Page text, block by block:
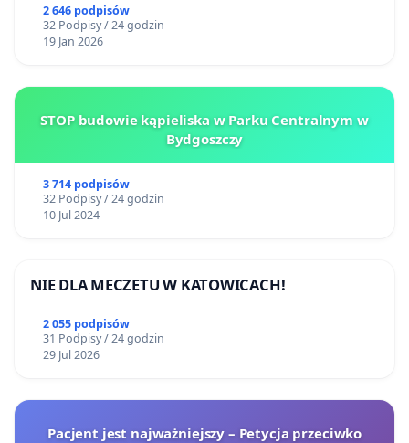
2 646 podpisów
32 Podpisy / 24 godzin
19 Jan 2026
STOP budowie kąpieliska w Parku Centralnym w
Bydgoszczy
3 714 podpisów
32 Podpisy / 24 godzin
10 Jul 2024
NIE DLA MECZETU W KATOWICACH!
2 055 podpisów
31 Podpisy / 24 godzin
29 Jul 2026
Pacjent jest najważniejszy – Petycja przeciwko